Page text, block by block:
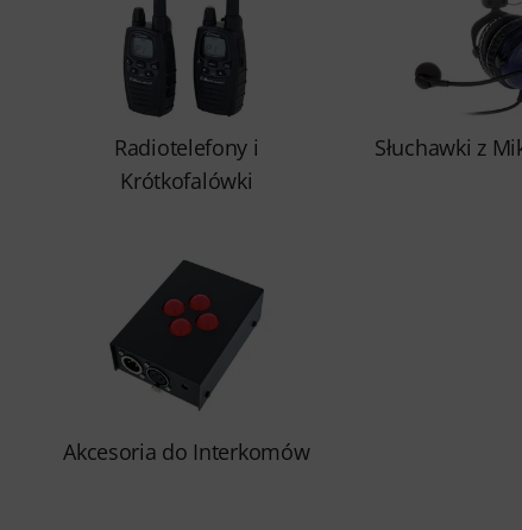
Radiotelefony i
Krótkofalówki
Słuchawki z
Akcesoria do Interkomów